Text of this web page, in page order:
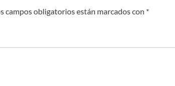
campos obligatorios están marcados con *